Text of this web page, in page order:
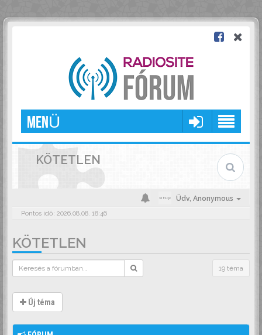
MENÜ
KÖTETLEN
Üdv, Anonymous
Pontos idő: 2026.08.08. 18:46
KÖTETLEN
19 téma
Új téma